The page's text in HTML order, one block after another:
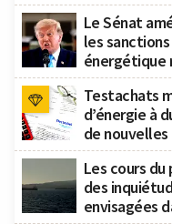
Le Sénat
les
énergétique
Testachats
d’énergie à
de nouvelles
Les cours
des
envisagées